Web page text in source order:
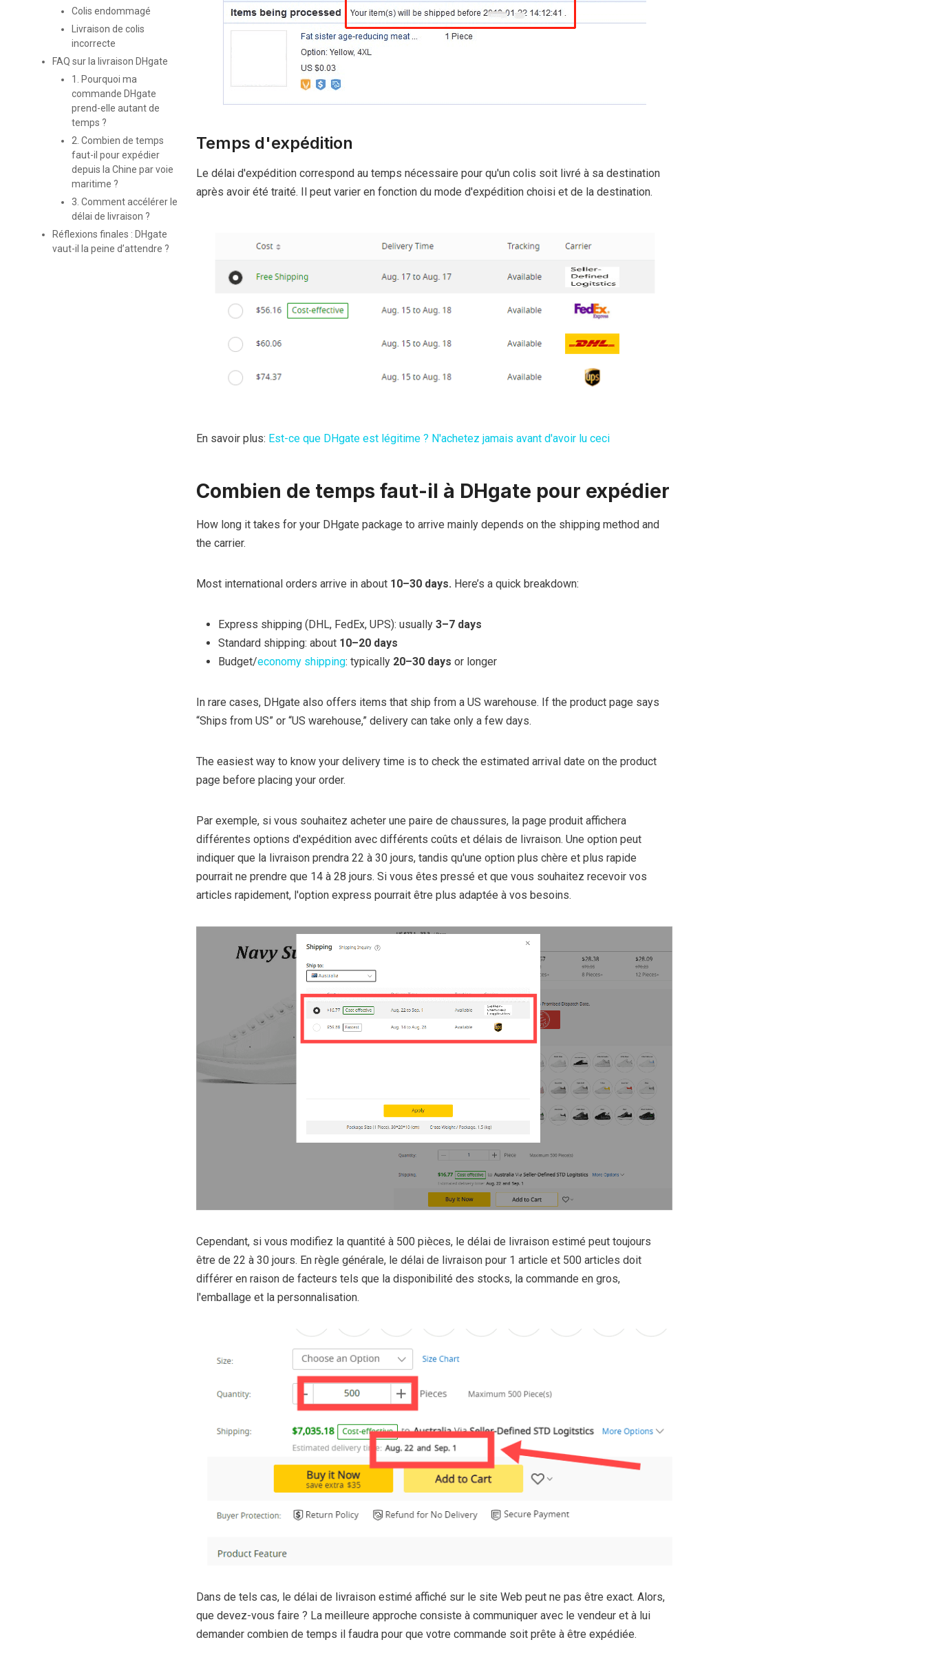
Colis endommagé
Livraison de colis
incorrecte
FAQ sur la livraison DHgate
1. Pourquoi ma
commande DHgate
prend-elle autant de
temps ?
2. Combien de temps
faut-il pour expédier
depuis la Chine par voie
maritime ?
3. Comment accélérer le
délai de livraison ?
Réflexions finales : DHgate
vaut-il la peine d’attendre ?
Temps d'expédition
Le délai d'expédition correspond au temps nécessaire pour qu'un colis soit livré à sa destination
après avoir été traité. Il peut varier en fonction du mode d'expédition choisi et de la destination.
En savoir plus: Est-ce que DHgate est légitime ? N'achetez jamais avant d'avoir lu ceci
Combien de temps faut-il à DHgate pour expédier
How long it takes for your DHgate package to arrive mainly depends on the shipping method and
the carrier.
Most international orders arrive in about 10–30 days. Here’s a quick breakdown:
Express shipping (DHL, FedEx, UPS): usually3–7 days
Standard shipping: about 10–20 days
Budget/economy shipping: typically 20–30 days or longer
In rare cases, DHgate also offers items that ship from a US warehouse. If the product page says
“Ships from US” or “US warehouse,” delivery can take only a few days.
The easiest way to know your delivery time is to check the estimated arrival date on the product
page before placing your order.
Par exemple, si vous souhaitez acheter une paire de chaussures, la page produit affichera
différentes options d'expédition avec différents coûts et délais de livraison. Une option peut
indiquer que la livraison prendra 22 à 30 jours, tandis qu'une option plus chère et plus rapide
pourrait ne prendre que 14 à 28 jours. Si vous êtes pressé et que vous souhaitez recevoir vos
articles rapidement, l'option express pourrait être plus adaptée à vos besoins.
Cependant, si vous modifiez la quantité à 500 pièces, le délai de livraison estimé peut toujours
être de 22 à 30 jours. En règle générale, le délai de livraison pour 1 article et 500 articles doit
différer en raison de facteurs tels que la disponibilité des stocks, la commande en gros,
l'emballage et la personnalisation.
Dans de tels cas, le délai de livraison estimé affiché sur le site Web peut ne pas être exact. Alors,
que devez-vous faire ? La meilleure approche consiste à communiquer avec le vendeur et à lui
demander combien de temps il faudra pour que votre commande soit prête à être expédiée.